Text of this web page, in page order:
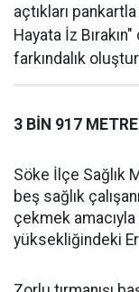
açtıkları
Hayata İz
farkındalık
3 BİN 917
Söke İlçe Sağlık
beş sağlık
çekmek
yüksekliğindeki